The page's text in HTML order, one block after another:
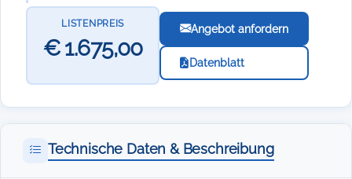
LISTENPREIS
€ 1.675,00
Angebot anfordern
Datenblatt
Technische Daten & Beschreibung